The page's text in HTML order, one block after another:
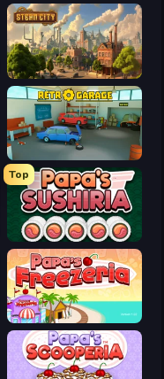
Steam City
Retro Garage
Top
Papa's Sushiria
Papa's Freezeria